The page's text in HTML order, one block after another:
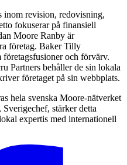
inom revision, redovisning,
fokuserar på finansiell
Moore Ranby är
företag. Baker Tilly
och förvärv.
Partners behåller de sin lokala
företaget på sin webbplats.
hela svenska Moore-nätverket
stärker detta
expertis med internationell